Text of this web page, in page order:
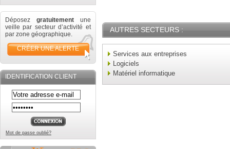
Déposez gratuitement une
veille par secteur d’activité et
par zone géographique.
CRÉER UNE ALERTE
IDENTIFICATION CLIENT
Mot de passe oublié?
AUTRES SECTEURS :
Services aux entreprises
Logiciels
Matériel informatique